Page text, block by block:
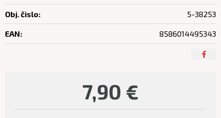
7,90 €
Obj. čislo: 5-38253
EAN: 8586014495343